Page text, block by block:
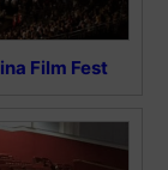
Film Fest